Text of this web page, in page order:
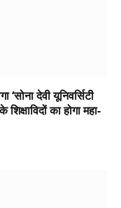
देवी यूनिवर्सिटी
का होगा महा-